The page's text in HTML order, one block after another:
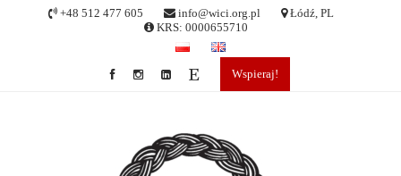
+48 512 477 605 info@wici.org.pl
Łódź, PL
KRS: 0000655710
Wspieraj!